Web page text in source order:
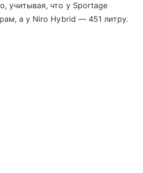
учитывая, что у Sportage
а у Niro Hybrid — 451 литру.